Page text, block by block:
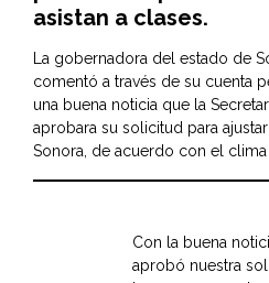
asistan a clases.
La gobernadora del estado de
comentó a través de su cuenta
una buena noticia que la
aprobara su solicitud para
Sonora, de acuerdo con el
Con la buena
aprobó nuestra